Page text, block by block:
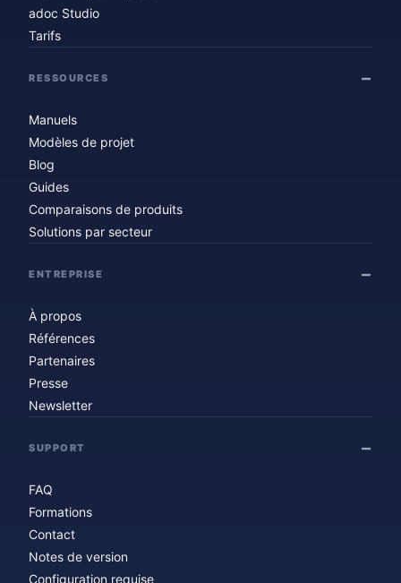
adoc Studio
Tarifs
RESSOURCES
Manuels
Modèles de projet
Blog
Guides
Comparaisons de produits
Solutions par secteur
ENTREPRISE
À propos
Références
Partenaires
Presse
Newsletter
SUPPORT
FAQ
Formations
Contact
Notes de version
Configuration requise